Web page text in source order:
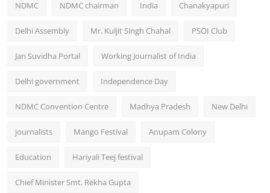
NDMC NDMC chairman India Chanakyapuri
Delhi Assembly Mr. Kuljit Singh Chahal PSOI Club
Jan Suvidha Portal Working Journalist of India
Delhi government Independence Day
NDMC Convention Centre Madhya Pradesh New Delhi
journalists Mango Festival Anupam Colony
Education Hariyali Teej festival
Chief Minister Smt. Rekha Gupta